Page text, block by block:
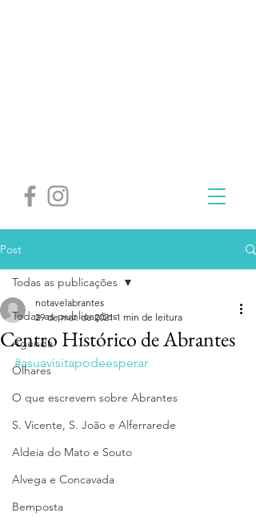
Post
Todas as publicações
Agenda
Olhares
O que escrevem sobre Abrantes
S. Vicente, S. João e Alferrarede
Aldeia do Mato e Souto
Alvega e Concavada
Bemposta
Todas as publicações
Centro Histórico de Abrantes
notavelabrantes
29 de mar. de 2021 1 min de leitura
#asuavisitapodeesperar